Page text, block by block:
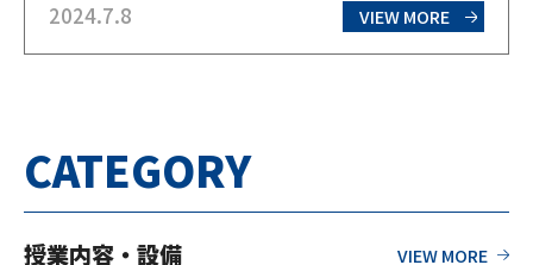
生の時は不登校だったが北芸には毎日登校して
学び、現在はジュニアスタイリスト…
2024.7.8 VIEW MORE
CATEGORY
授業内容・設備